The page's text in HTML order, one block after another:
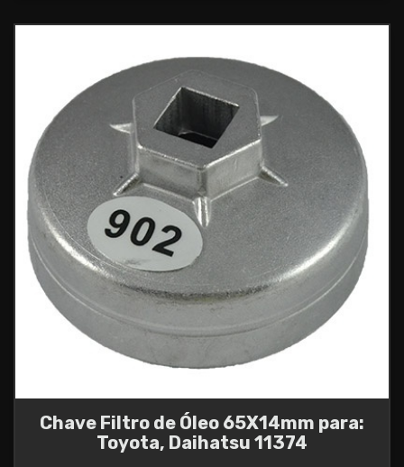
Chave Filtro de Óleo 65X14mm para:
Toyota, Daihatsu 11374